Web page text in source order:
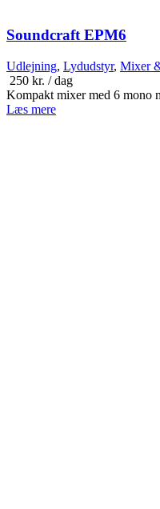
Soundcraft EPM6
Udlejning, Lydudstyr, Mixer
250 kr. / dag
Kompakt mixer med 6 mono
Læs mere